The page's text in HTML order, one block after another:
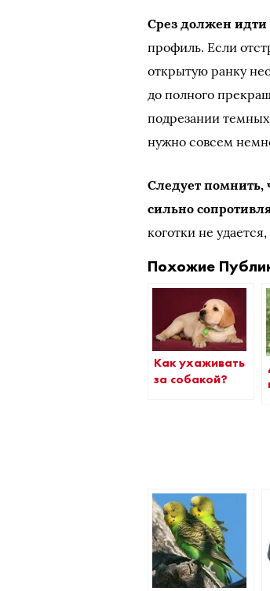
Срез должен идти
профиль. Если
открытую ранку
до полного
подрезании темных
нужно совсем
Следует помнить,
сильно
коготки не
Похожие
Как ухаживать
за собакой?